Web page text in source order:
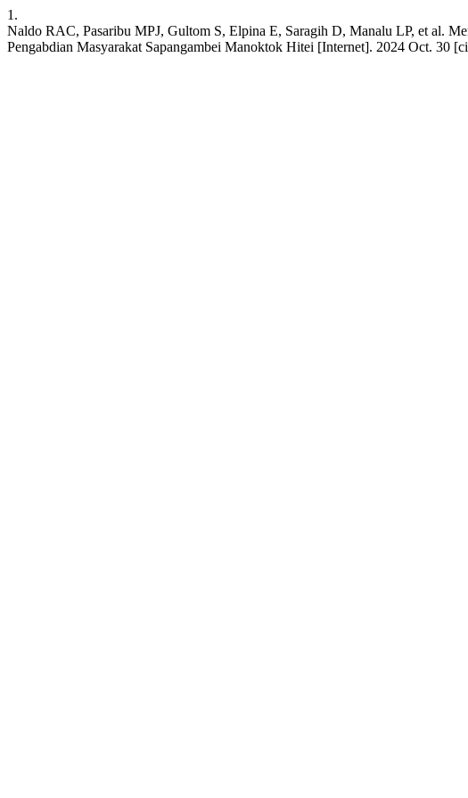
1.
Naldo RAC, Pasaribu MPJ, Gultom S, Elpina E, Saragih D, Manalu LP, et al.
Pengabdian Masyarakat Sapangambei Manoktok Hitei [Internet]. 2024 Oct. 30